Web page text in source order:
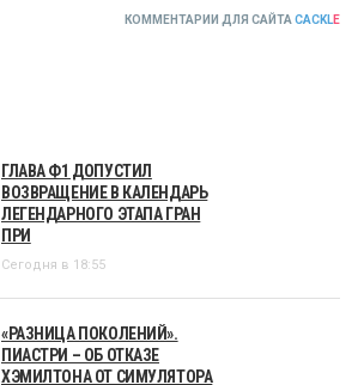
КОММЕНТАРИИ ДЛЯ САЙТА CACKLE
ГЛАВА Ф1 ДОПУСТИЛ
ВОЗВРАЩЕНИЕ В КАЛЕНДАРЬ
ЛЕГЕНДАРНОГО ЭТАПА ГРАН
ПРИ
Сегодня в 18:55
«РАЗНИЦА ПОКОЛЕНИЙ».
ПИАСТРИ – ОБ ОТКАЗЕ
ХЭМИЛТОНА ОТ СИМУЛЯТОРА